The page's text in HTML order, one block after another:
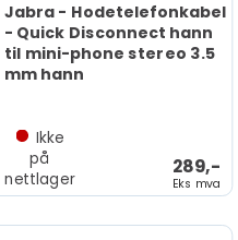
Jabra - Hodetelefonkabel
- Quick Disconnect hann
til mini-phone stereo 3.5
mm hann
289,-
Eks mva
Ikke
på
nettlager